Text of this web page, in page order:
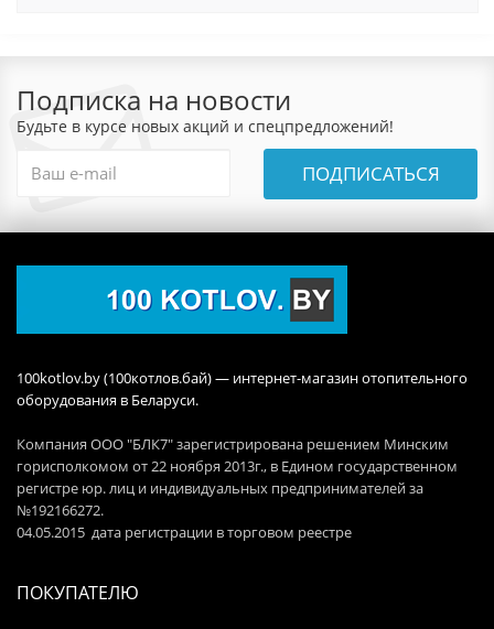
Подписка на новости
Будьте в курсе новых акций и спецпредложений!
ПОДПИСАТЬСЯ
100kotlov.by (100котлов.бай) — интернет-магазин отопительного
оборудования в Беларуси.
Компания ООО "БЛК7" зарегистрирована решением Минским
горисполкомом от 22 ноября 2013г., в Едином государственном
регистре юр. лиц и индивидуальных предпринимателей за
№192166272.
04.05.2015 дата регистрации в торговом реестре
ПОКУПАТЕЛЮ